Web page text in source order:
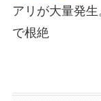
アリが大量発生
で根絶